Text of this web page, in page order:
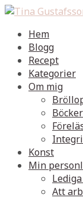
Hem
Blogg
Recept
Kategorier
Om mig
Konst
Min
Att